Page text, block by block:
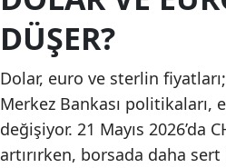
DÜŞER?
Dolar, euro ve sterlin
Merkez Bankası politikaları,
değişiyor. 21 Mayıs 2026’da
artırırken, borsada daha